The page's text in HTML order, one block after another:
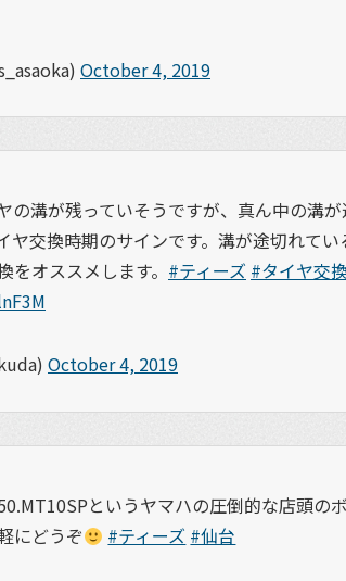
October 4, 2019
の溝が残っていそうですが、真ん中の溝
ヤ交換時期のサインです。溝が途切れて
オススメします。 #ティーズ #タイヤ交
October 4, 2019
というヤマハの圧倒的な店頭の
にどうぞ #ティーズ #仙台